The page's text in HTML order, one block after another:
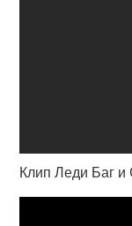
Клип Леди Баг и